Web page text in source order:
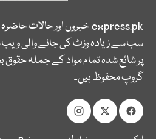
express.pkخبروں اور حالات
سب سے زیادہ وزٹ کی جانے والی
پر شائع شدہ تمام مواد کے جملہ
گروپ محفوظ ہیں۔